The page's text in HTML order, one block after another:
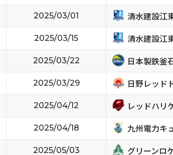
2025/03/01 清水建設江
2025/03/15 清水建設江
2025/03/22 日本製鉄釜
2025/03/29 日野レッド
2025/04/12 レッドハリ
2025/04/18 九州電力キ
2025/05/03 グリーンロ